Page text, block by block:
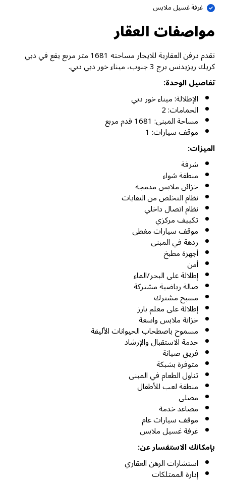
غرفة غسيل ملابس
مواصفات العقار
تقدم درفن العقارية للايجار مساحته 1681 متر مربع يقع في دبي
كريك ريزيدنس برج 3 جنوب، ميناء خور دبي دبي.
تفاصيل الوحدة:
الإطلالة: ميناء خور دبي
الحمامات: 2
مساحة المبنى: 1681 قدم مربع
موقف سيارات: 1
الميزات:
شرفة
منطقة شواء
خزائن ملابس مدمجة
نظام التخلص من النفايات
نظام اتصال داخلي
تكييف مركزي
موقف سيارات مغطى
ردهة في المبنى
أجهزة مطبخ
أمن
إطلالة على البحر/الماء
صالة رياضية مشتركة
مسبح مشترك
إطلالة على معلم بارز
خزانة ملابس واسعة
مسموح باصطحاب الحيوانات الأليفة
خدمة الاستقبال والإرشاد
فريق صيانة
متوفرة بشبكة
تناول الطعام في المبنى
منطقة لعب للأطفال
مصلى
مصاعد خدمة
موقف سيارات عام
غرفة غسيل ملابس
بإمكانك الاستفسار عن:
استشارات الرهن العقاري
إدارة الممتلكات